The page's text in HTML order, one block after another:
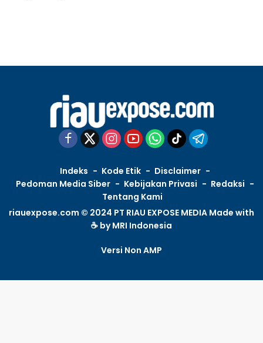
Indeks Kode Etik
Disclaimer
Pedoman Media Siber
Kebijakan Privasi
Redaksi
Tentang Kami
riauexpose.com © 2024 PT RIAU EXPOSE MEDIA Made with
☕ byMRI Indonesia
Versi Non AMP